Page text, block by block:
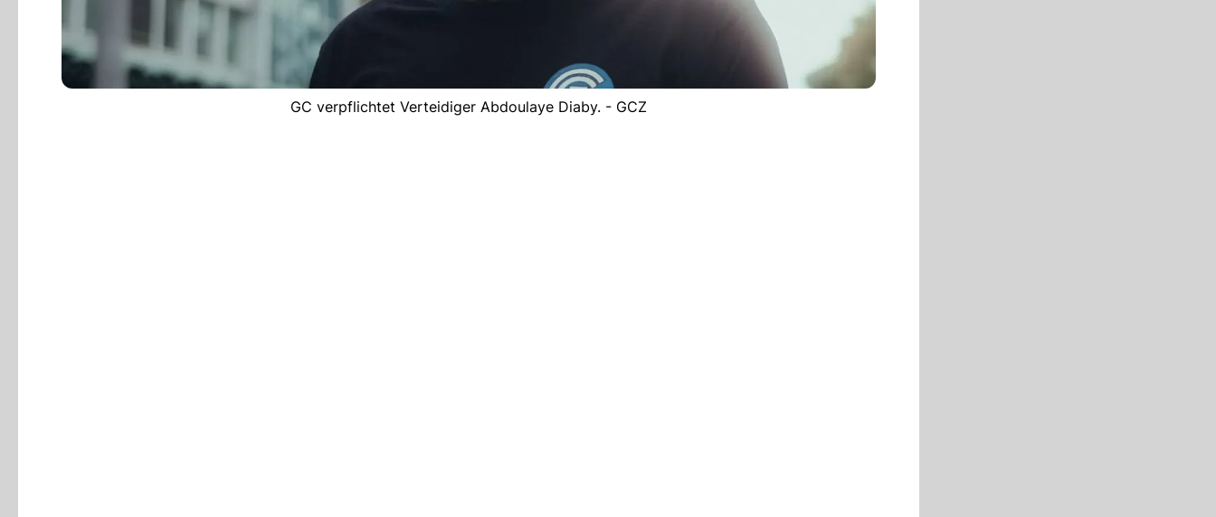
GC verpflichtet Verteidiger Abdoulaye Diaby. - GCZ